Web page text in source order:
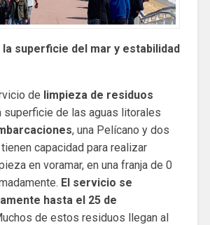
la superficie del mar y estabilidad
de limpieza de residuos
superficie de las aguas litorales
, una Pelícano y dos
capacidad para realizar
en voramar, en una franja de 0
El servicio se
hasta el 25 de
de estos residuos llegan al